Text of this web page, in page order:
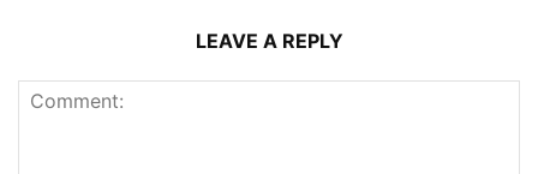
LEAVE A REPLY